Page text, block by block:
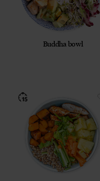
Buddha bowl